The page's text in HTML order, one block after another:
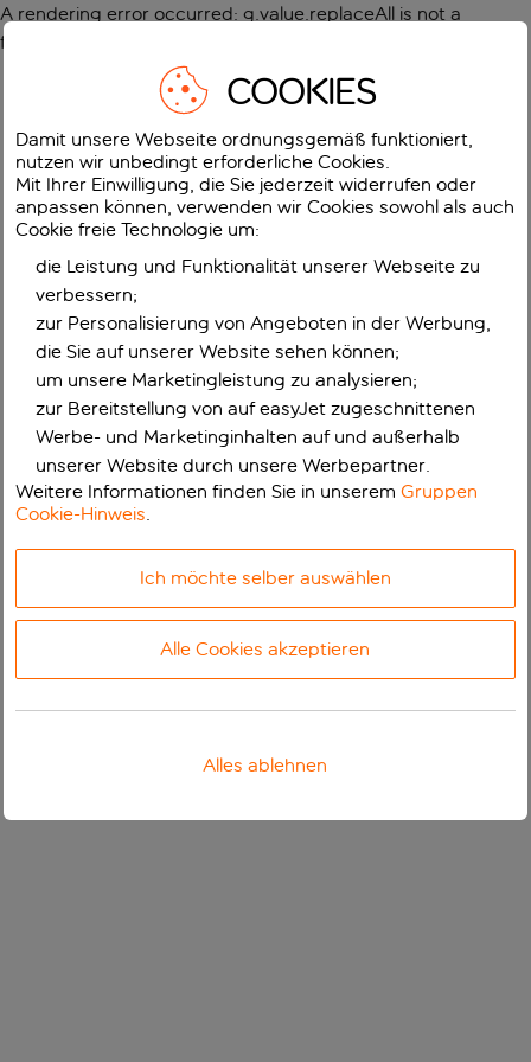
A rendering error occurred: g.value.replaceAll is not a
function
COOKIES
Damit unsere Webseite ordnungsgemäß funktioniert,
nutzen wir unbedingt erforderliche Cookies.
Mit Ihrer Einwilligung, die Sie jederzeit widerrufen oder
anpassen können, verwenden wir Cookies sowohl als auch
Cookie freie Technologie um:
die Leistung und Funktionalität unserer Webseite zu
verbessern;
zur Personalisierung von Angeboten in der Werbung,
die Sie auf unserer Website sehen können;
um unsere Marketingleistung zu analysieren;
zur Bereitstellung von auf easyJet zugeschnittenen
Werbe- und Marketinginhalten auf und außerhalb
unserer Website durch unsere Werbepartner.
Weitere Informationen finden Sie in unseremGruppen
Cookie-Hinweis.
Ich möchte selber auswählen
Alle Cookies akzeptieren
Alles ablehnen